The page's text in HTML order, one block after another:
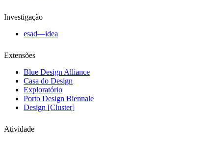
Investigação
esad—idea
Extensões
Blue Design Alliance
Casa do Design
Exploratório
Porto Design Biennale
Design [Cluster]
Atividade